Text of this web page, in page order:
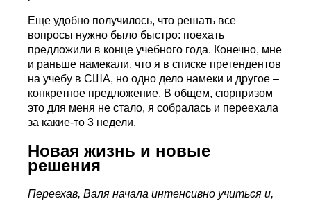
Еще удобно получилось, что решать все
вопросы нужно было быстро: поехать
предложили в конце учебного года. Конечно, мне
и раньше намекали, что я в списке претендентов
на учебу в США, но одно дело намеки и другое –
конкретное предложение. В общем, сюрпризом
это для меня не стало, я собралась и переехала
за какие-то 3 недели.
Новая жизнь и новые
решения
Переехав, Валя начала интенсивно учиться и,